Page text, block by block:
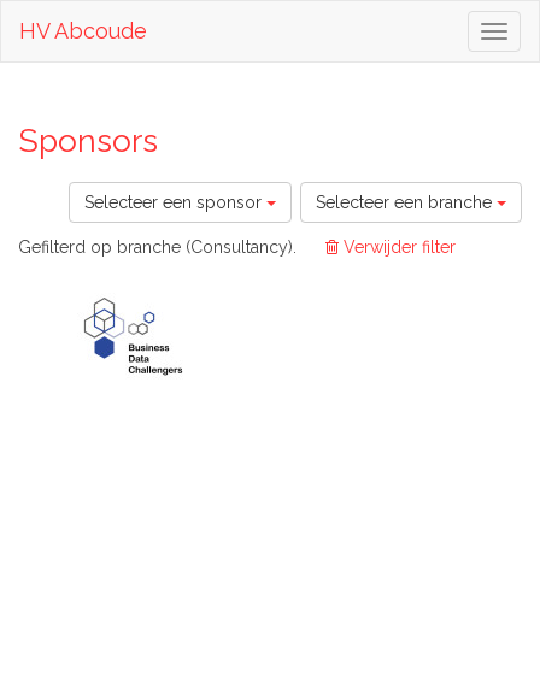
HV Abcoude
Sponsors
Selecteer een sponsor Selecteer een branche
Gefilterd op branche (Consultancy). Verwijder filter